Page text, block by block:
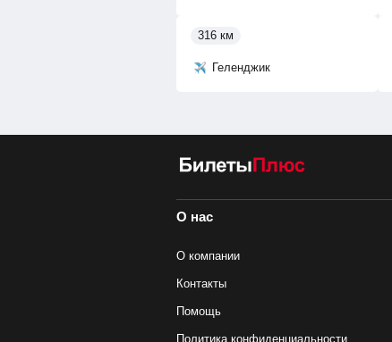
Геленджик
316 км
О нас
О компании
Контакты
Помощь
Политика конфиденциальности